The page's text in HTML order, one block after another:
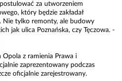
za utworzeniem
który będzie zakładał
Nie tylko remonty, ale budowy
jak ulica Poznańska, czy Tęczowa. -
Opola z ramienia Prawa i
zaprezentowany podczas
oficjalnie zarejestrowany.